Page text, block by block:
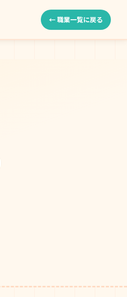
← 職業一覧に戻る